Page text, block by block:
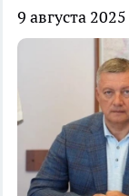
9 августа 2025